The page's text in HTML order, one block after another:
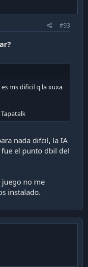
#93
ms dificil q la xuxa
nada difcil, la IA
el punto dbil del
juego no me
instalado.